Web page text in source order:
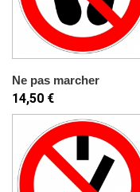
Ne pas marcher
14,50 €